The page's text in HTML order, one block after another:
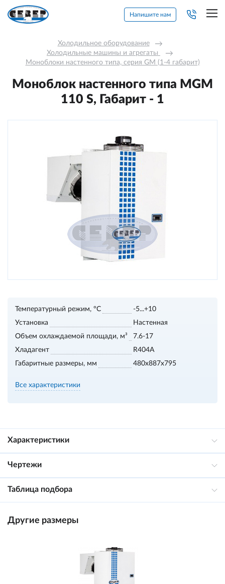
Напишите нам
Холодильное оборудование →
Холодильные машины и агрегаты →
Моноблоки настенного типа, серия GM (1-4 габарит)
Моноблок настенного типа MGM
110 S, Габарит - 1
Температурный режим, °С
-5...+10
Установка
Настенная
Объем охлаждаемой площади, м³
7.6-17
Хладагент
R404A
Габаритные размеры, мм
480x887x795
Все характеристики
Характеристики
Чертежи
Таблица подбора
Другие размеры